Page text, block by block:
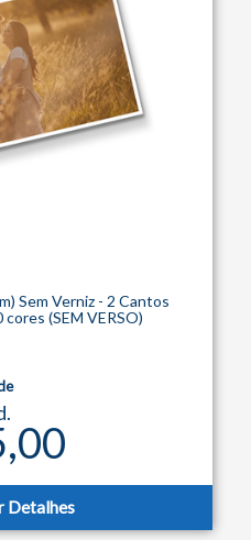
Sem Verniz - 2 Cantos
(SEM VERSO)
Detalhes